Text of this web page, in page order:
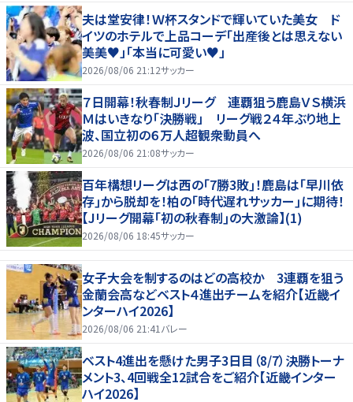
夫は堂安律！Ｗ杯スタンドで輝いていた美女 ド
イツのホテルで上品コーデ「出産後とは思えない
美美♥」「本当に可愛い♥」
2026/08/06 21:12サッカー
７日開幕！秋春制Ｊリーグ 連覇狙う鹿島ＶＳ横浜
Ｍはいきなり「決勝戦」 リーグ戦２４年ぶり地上
波、国立初の６万人超観衆動員へ
2026/08/06 21:08サッカー
百年構想リーグは西の｢7勝3敗｣！鹿島は｢早川依
存｣から脱却を！柏の｢時代遅れサッカー｣に期待！
【Jリーグ開幕｢初の秋春制｣の大激論】(1)
2026/08/06 18:45サッカー
女子大会を制するのはどの高校か 3連覇を狙う
金蘭会高などベスト４進出チームを紹介【近畿イ
ンターハイ2026】
2026/08/06 21:41バレー
ベスト4進出を懸けた男子3日目（8/7）決勝トーナ
メント3、4回戦全12試合をご紹介【近畿インター
ハイ2026】